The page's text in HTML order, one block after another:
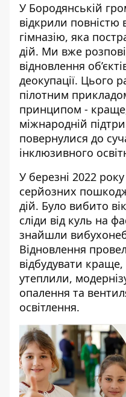
У Бородянській
відкрили
гімназію, яка
дій. Ми вже
відновлення
деокупації. Цього
пілотним
принципом -
міжнародній
повернулися до
інклюзивного
У березні 2022 року
серйозних
дій. Було вибито
сліди від куль на
знайшли
Відновлення
відбудувати
утеплили,
опалення та
освітлення.